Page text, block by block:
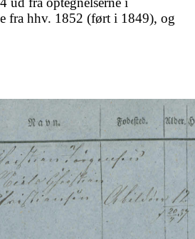
fra hhv. 1852 (ført i 1849), og